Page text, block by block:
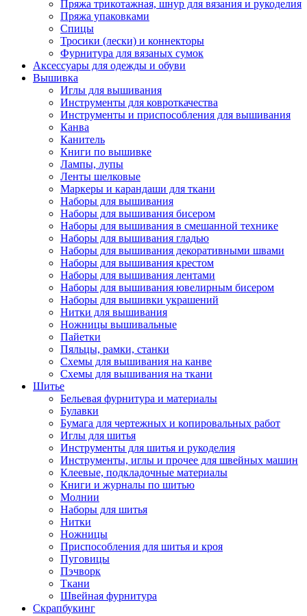
Пряжа трикотажная, шнур для вязания и рукоделия
Пряжа упаковками
Спицы
Тросики (лески) и коннекторы
Фурнитура для вязаных сумок
Аксессуары для одежды и обуви
Вышивка
Иглы для вышивания
Инструменты для ковроткачества
Инструменты и приспособления для вышивания
Канва
Канитель
Книги по вышивке
Лампы, лупы
Ленты шелковые
Маркеры и карандаши для ткани
Наборы для вышивания
Наборы для вышивания бисером
Наборы для вышивания в смешанной технике
Наборы для вышивания гладью
Наборы для вышивания декоративными швами
Наборы для вышивания крестом
Наборы для вышивания лентами
Наборы для вышивания ювелирным бисером
Наборы для вышивки украшений
Нитки для вышивания
Ножницы вышивальные
Пайетки
Пяльцы, рамки, станки
Схемы для вышивания на канве
Схемы для вышивания на ткани
Шитье
Бельевая фурнитура и материалы
Булавки
Бумага для чертежных и копировальных работ
Иглы для шитья
Инструменты для шитья и рукоделия
Инструменты, иглы и прочее для швейных машин
Клеевые, подкладочные материалы
Книги и журналы по шитью
Молнии
Наборы для шитья
Нитки
Ножницы
Приспособления для шитья и кроя
Пуговицы
Пэчворк
Ткани
Швейная фурнитура
Скрапбукинг